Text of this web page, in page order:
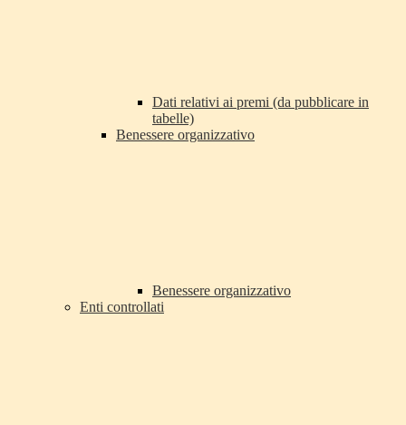
Dati relativi ai premi (da pubblicare in
tabelle)
Benessere organizzativo
Benessere organizzativo
Enti controllati